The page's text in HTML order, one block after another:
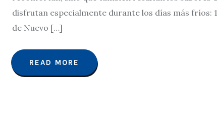
disfrutan especialmente durante los días más fríos:
de Nuevo […]
READ MORE